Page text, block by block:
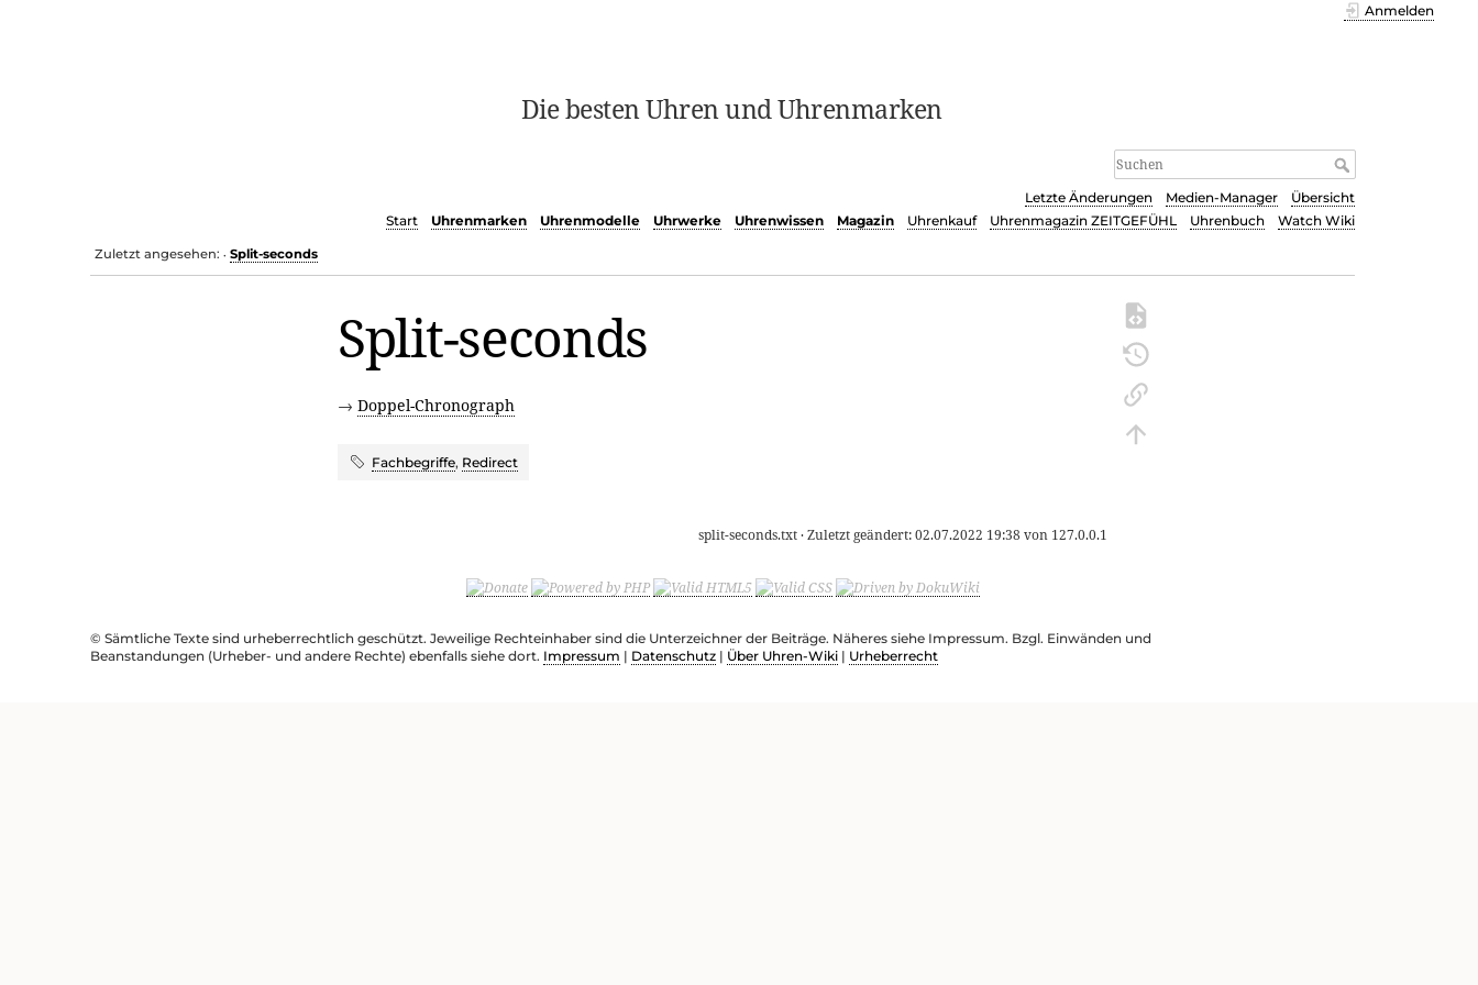
Die besten Uhren und Uhrenmarken
Anmelden
Letzte Änderungen Medien-Manager
Übersicht
Start
Uhrenmarken Uhrenmodelle Uhrwerke Uhrenwissen Magazin Uhrenkauf Uhrenmagazin ZEITGEFÜHL Uhrenbuch Watch Wiki
Zuletzt angesehen: • Split-seconds
Split-seconds
→ Doppel-Chronograph
Fachbegriffe, Redirect
split-seconds.txt· Zuletzt geändert:02.07.2022 19:38 von 127.0.0.1
© Sämtliche Texte sind urheberrechtlich geschützt. Jeweilige Rechteinhaber sind die Unterzeichner der Beiträge. Näheres siehe Impressum. Bzgl. Einwänden und
Beanstandungen (Urheber- und andere Rechte) ebenfalls siehe dort. Impressum | Datenschutz | Über Uhren-Wiki | Urheberrecht